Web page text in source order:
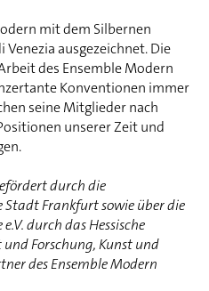
mit dem Silbernen
ausgezeichnet. Die
des Ensemble Modern
Konventionen immer
seine Mitglieder nach
unserer Zeit und
durch die
Frankfurt sowie über die
durch das Hessische
Forschung, Kunst und
des Ensemble Modern